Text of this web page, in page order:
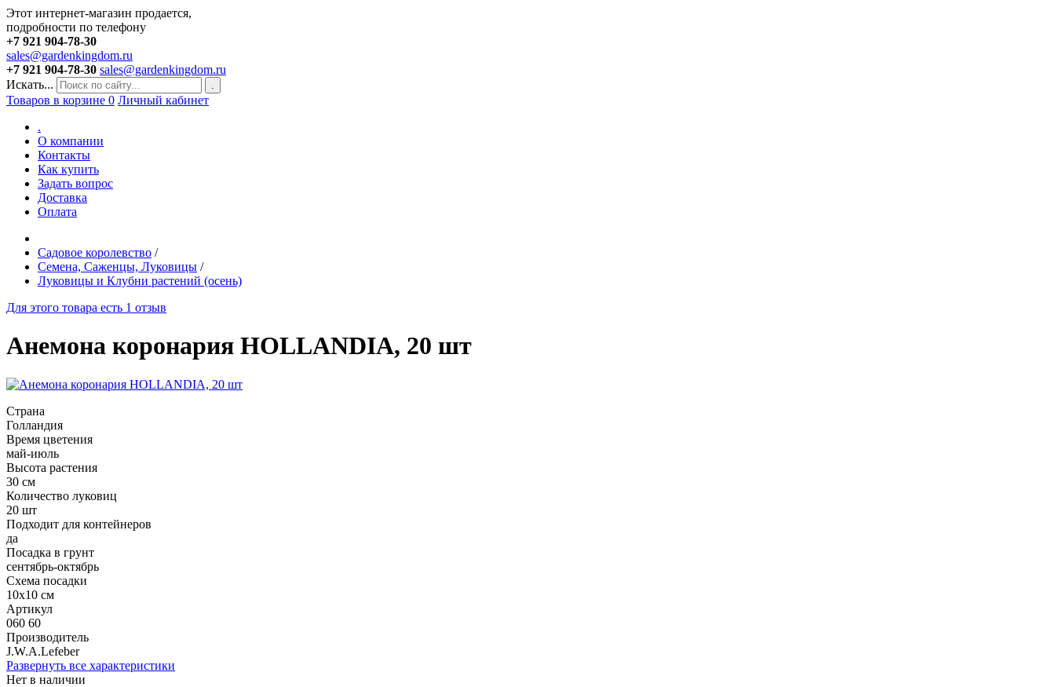
Этот интернет-магазин продается,
подробности по телефону
+7 921 904-78-30
sales@gardenkingdom.ru
+7 921 904-78-30 sales@gardenkingdom.ru
Искать...
.
Товаров в корзине 0 Личный кабинет
.
О компании
Контакты
Как купить
Задать вопрос
Доставка
Оплата
Садовое королевство /
Семена, Саженцы, Луковицы /
Луковицы и Клубни растений (осень)
Для этого товара есть 1 отзыв
Анемона коронария HOLLANDIA, 20 шт
Страна
Голландия
Время цветения
май-июль
Высота растения
30 см
Количество луковиц
20 шт
Подходит для контейнеров
да
Посадка в грунт
сентябрь-октябрь
Схема посадки
10х10 см
Артикул
060 60
Производитель
J.W.A.Lefeber
Развернуть все характеристики
Нет в наличии